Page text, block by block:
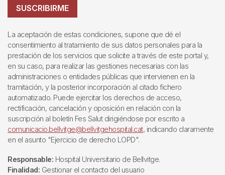
SUSCRIBIRME
La aceptación de estas condiciones, supone que dé el
consentimiento al tratamiento de sus datos personales para la
prestación de los servicios que solicite a través de este portal y,
en su caso, para realizar las gestiones necesarias con las
administraciones o entidades públicas que intervienen en la
tramitación, y la posterior incorporación al citado fichero
automatizado. Puede ejercitar los derechos de acceso,
rectificación, cancelación y oposición en relación con la
suscripción al boletín Fes Salut dirigiéndose por escrito a
comunicacio.bellvitge@bellvitgehospital.cat, indicando claramente
en el asunto "Ejercicio de derecho LOPD".
Responsable: Hospital Universitario de Bellvitge.
Finalidad: Gestionar el contacto del usuario